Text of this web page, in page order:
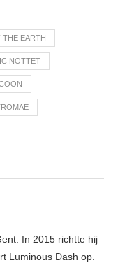
THE EARTH
NOTTET
In 2015 richtte hij
Luminous Dash op.